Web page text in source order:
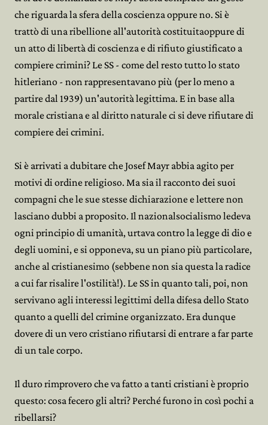
che riguarda la sfera della coscienza oppure no. Si è
trattò di una ribellione all'autorità costituitaoppure di
un atto di libertà di coscienza e di rifiuto giustificato a
compiere crimini? Le SS - come del resto tutto lo stato
hitleriano - non rappresentavano più (per lo meno a
partire dal 1939) un'autorità legittima. E in base alla
morale cristiana e al diritto naturale ci si deve rifiutare di
compiere dei crimini.
Si è arrivati a dubitare che Josef Mayr abbia agito per
motivi di ordine religioso. Ma sia il racconto dei suoi
compagni che le sue stesse dichiarazione e lettere non
lasciano dubbi a proposito. Il nazionalsocialismo ledeva
ogni principio di umanità, urtava contro la legge di dio e
degli uomini, e si opponeva, su un piano più particolare,
anche al cristianesimo (sebbene non sia questa la radice
a cui far risalire l'ostilità!). Le SS in quanto tali, poi, non
servivano agli interessi legittimi della difesa dello Stato
quanto a quelli del crimine organizzato. Era dunque
dovere di un vero cristiano rifiutarsi di entrare a far parte
di un tale corpo.
Il duro rimprovero che va fatto a tanti cristiani è proprio
questo: cosa fecero gli altri? Perché furono in così pochi a
ribellarsi?